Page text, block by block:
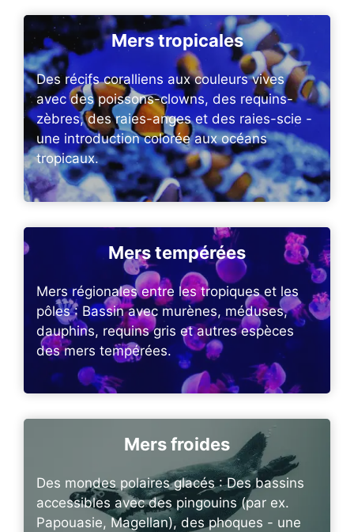
Mers tropicales
Des récifs coralliens aux couleurs vives
avec des poissons-clowns, des requins-
zèbres, des raies-anges et des raies-scie -
une introduction colorée aux océans
tropicaux.
Mers tempérées
Mers régionales entre les tropiques et les
pôles : Bassin avec murènes, méduses,
dauphins, requins gris et autres espèces
des mers tempérées.
Mers froides
Des mondes polaires glacés : Des bassins
accessibles avec des pingouins (par ex.
Papouasie, Magellan), des phoques - une